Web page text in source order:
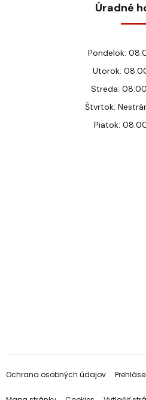
Úradné
Pondelok:
Utorok:
Streda:
Štvrtok:
Piatok:
Ochrana osobných údajov